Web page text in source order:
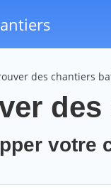
des chantiers
votre